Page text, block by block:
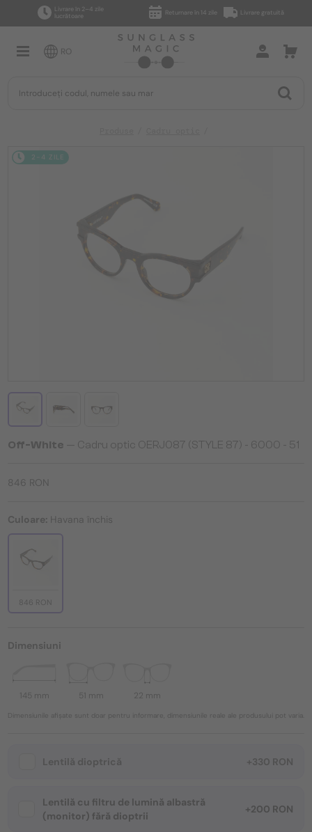
Livrare în 2–4 zile
lucrătoare
Returnare în 14 zile Livrare gratuită
RO
2-4 ZILE
Off-White — Cadru optic OERJ087 (STYLE 87) - 6000 - 51
846 RON
Culoare: Havana închis
846 RON
Dimensiuni
145 mm 51 mm 22 mm
Dimensiunile afișate sunt doar pentru informare, dimensiunile reale ale produsului pot varia.
Lentilă dioptrică +330 RON
Lentilă cu filtru de lumină albastră
(monitor) fără dioptrii
+200 RON